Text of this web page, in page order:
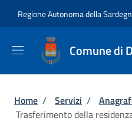
Regione Autonoma della
Comune di
Briciole di
Home / Servizi /
Trasferimento della